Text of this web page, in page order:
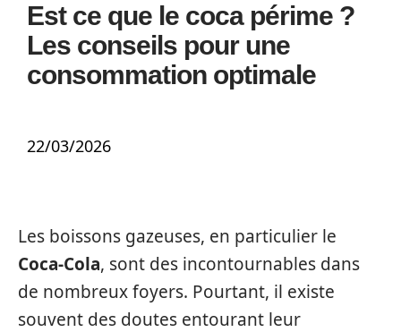
Est ce que le coca périme ?
Les conseils pour une
consommation optimale
22/03/2026
Les boissons gazeuses, en particulier le
Coca-Cola, sont des incontournables dans
de nombreux foyers. Pourtant, il existe
souvent des doutes entourant leur